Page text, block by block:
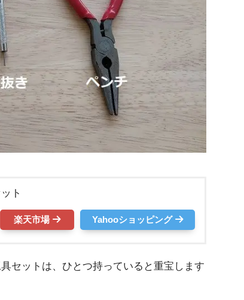
ト
楽天市場 Yahooショッピング
セットは、ひとつ持っていると重宝します